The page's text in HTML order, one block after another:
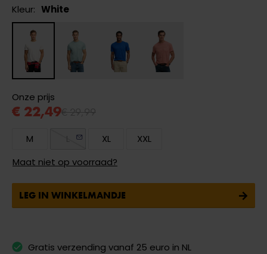
Kleur: White
Onze prijs
€ 22,49
M XL
XXL
Maat niet op voorraad?
LEG IN WINKELMANDJE
Gratis verzending vanaf 25 euro in NL